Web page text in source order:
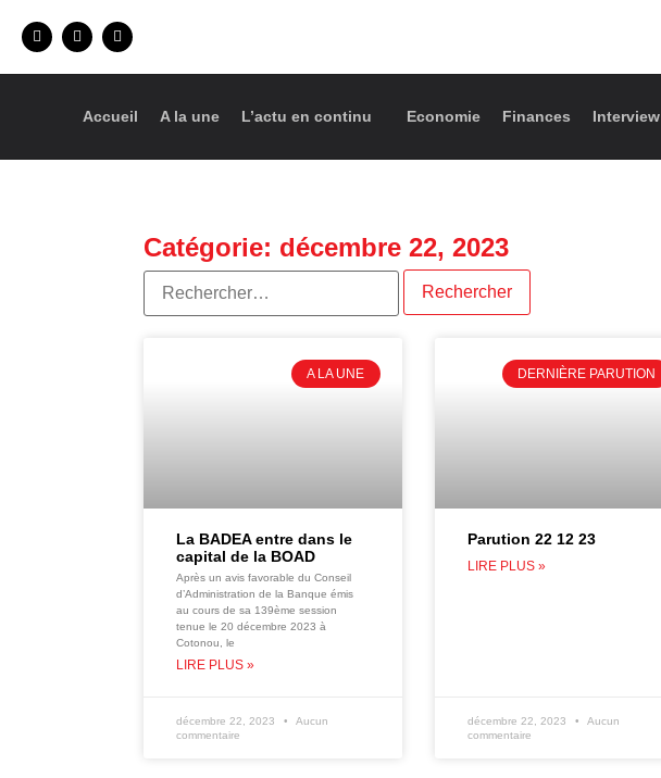
Accueil A la une L’actu en continu Economie Finances Interview
Catégorie: décembre 22, 2023
A LA UNE
La BADEA entre dans le
capital de la BOAD
Après un avis favorable du Conseil
d’Administration de la Banque émis
au cours de sa 139ème session
tenue le 20 décembre 2023 à
Cotonou, le
LIRE PLUS »
décembre 22, 2023
Aucun
commentaire
DERNIÈRE PARUTION
Parution 22 12 23
LIRE PLUS »
décembre 22, 2023
Aucun
commentaire